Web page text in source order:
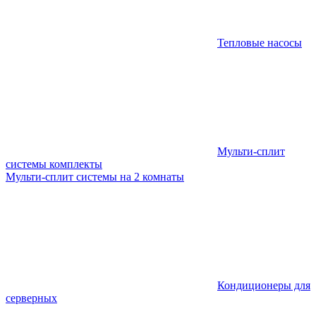
Тепловые насосы
Мульти-сплит
системы комплекты
Мульти-сплит системы на 2 комнаты
Кондиционеры для
серверных